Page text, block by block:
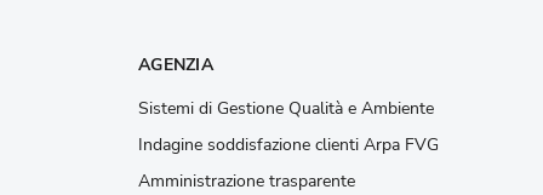
AGENZIA
Sistemi di Gestione Qualità e Ambiente
Indagine soddisfazione clienti Arpa FVG
Amministrazione trasparente